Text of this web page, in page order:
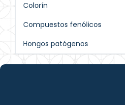
Colorín
Compuestos fenólicos
Hongos patógenos